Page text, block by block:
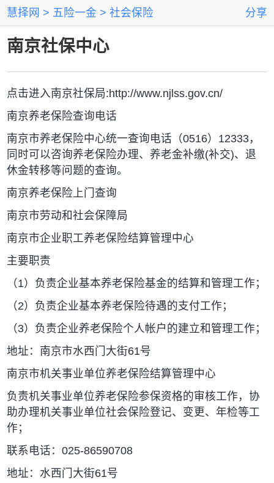
慧择网 五险一金 社会保险 分享
南京社保中心
点击进入南京社保局:http://www.njlss.gov.cn/
南京养老保险查询电话
南京市养老保险中心统一查询电话（0516）12333，
同时可以咨询养老保险办理、养老金补缴(补交)、退
休金转移等问题的查询。
南京养老保险上门查询
南京市劳动和社会保障局
南京市企业职工养老保险结算管理中心
主要职责
（1）负责企业基本养老保险基金的结算和管理工作；
（2）负责企业基本养老保险待遇的支付工作；
（3）负责企业养老保险个人帐户的建立和管理工作；
地址：南京市水西门大街61号
南京市机关事业单位养老保险结算管理中心
负责机关事业单位养老保险参保资格的审核工作，协
助办理机关事业单位社会保险登记、变更、年检等工
作；
联系电话：025-86590708
地址：水西门大街61号